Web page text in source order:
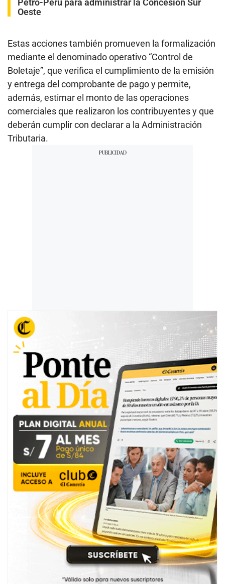
Oeste
Estas acciones también promueven la formalización
mediante el denominado operativo “Control de
Boletaje”, que verifica el cumplimiento de la emisión
y entrega del comprobante de pago y permite,
además, estimar el monto de las operaciones
comerciales que realizaron los contribuyentes y que
deberán cumplir con declarar a la Administración
Tributaria.